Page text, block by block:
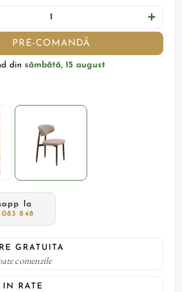
PRE-COMANDĂ
din sâmbătă, 15 august
la
848
GRATUITA
comenzile
IN RATE